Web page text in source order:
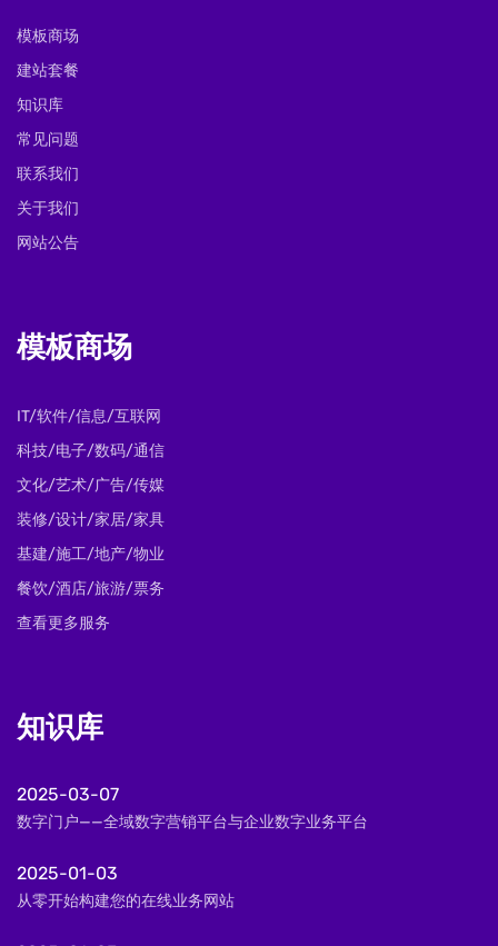
模板商场
建站套餐
知识库
常见问题
联系我们
关于我们
网站公告
模板商场
IT/软件/信息/互联网
科技/电子/数码/通信
文化/艺术/广告/传媒
装修/设计/家居/家具
基建/施工/地产/物业
餐饮/酒店/旅游/票务
查看更多服务
知识库
2025-03-07
数字门户——全域数字营销平台与企业数字业务平台
2025-01-03
从零开始构建您的在线业务网站